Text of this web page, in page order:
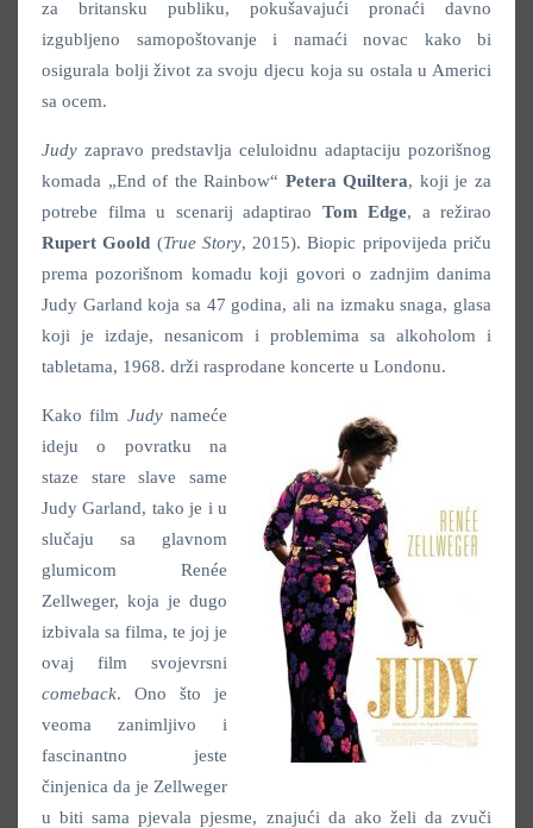
za britansku publiku, pokušavajući pronaći davno
izgubljeno samopoštovanje i namaći novac kako bi
osigurala bolji život za svoju djecu koja su ostala u Americi
sa ocem.
Judy zapravo predstavlja celuloidnu adaptaciju pozorišnog
komada „End of the Rainbow“ Petera Quiltera, koji je za
potrebe filma u scenarij adaptirao Tom Edge, a režirao
Rupert Goold (True Story, 2015). Biopic pripovijeda priču
prema pozorišnom komadu koji govori o zadnjim danima
Judy Garland koja sa 47 godina, ali na izmaku snaga, glasa
koji je izdaje, nesanicom i problemima sa alkoholom i
tabletama, 1968. drži rasprodane koncerte u Londonu.
Kako film Judynameće
ideju o povratku na
staze stare slave same
Judy Garland, tako je i u
slučaju sa glavnom
glumicom Renée
Zellweger, koja je dugo
izbivala sa filma, te joj je
ovaj film svojevrsni
comeback. Ono što je
veoma zanimljivo i
fascinantno jeste
činjenica da je Zellweger
u biti sama pjevala pjesme, znajući da ako želi da zvuči